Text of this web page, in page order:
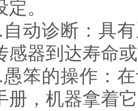
。
诊断：具有
感器到达寿命
的操作：在
册，机器拿着